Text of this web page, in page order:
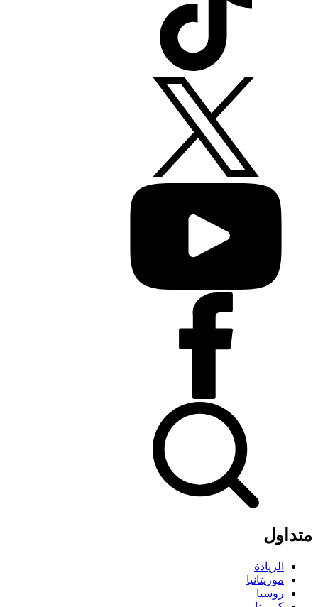
متداول
الريادة
موريتانيا
روسيا